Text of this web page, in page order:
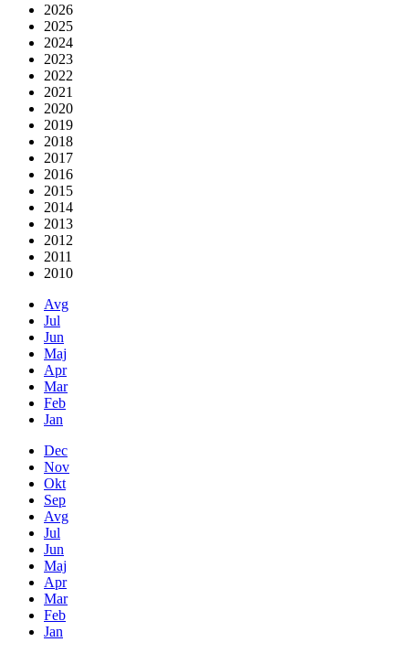
2026
2025
2024
2023
2022
2021
2020
2019
2018
2017
2016
2015
2014
2013
2012
2011
2010
Avg
Jul
Jun
Maj
Apr
Mar
Feb
Jan
Dec
Nov
Okt
Sep
Avg
Jul
Jun
Maj
Apr
Mar
Feb
Jan